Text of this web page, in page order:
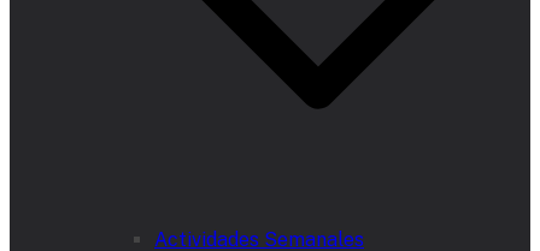
Actividades Semanales